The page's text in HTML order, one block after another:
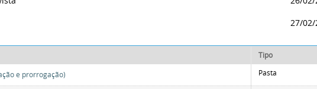
27/02/
Tipo
e prorrogação)
Pasta